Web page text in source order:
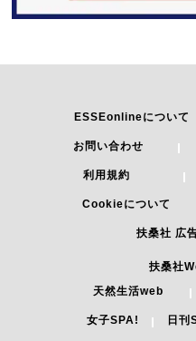
ESSEonlineについて
お問い合わせ
利用規約
Cookieについて
扶桑社 広
扶桑社
天然生活web
女子SPA! 日刊